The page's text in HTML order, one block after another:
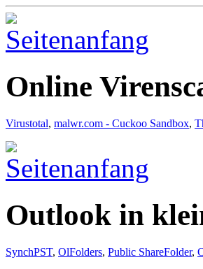
Online
Virustotal, malwr.com - Cuckoo Sandbox,
Outlook in
SynchPST, OlFolders, Public ShareFolder,